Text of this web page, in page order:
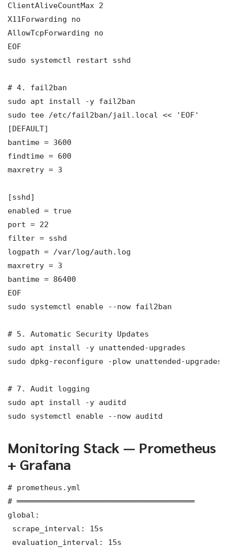
ClientAliveCountMax 2
X11Forwarding no
AllowTcpForwarding no
EOF
sudo systemctl restart sshd
# 4. fail2ban
sudo apt install -y fail2ban
sudo tee /etc/fail2ban/jail.local << 'EOF'
[DEFAULT]
bantime = 3600
findtime = 600
maxretry = 3
[sshd]
enabled = true
port = 22
filter = sshd
logpath = /var/log/auth.log
maxretry = 3
bantime = 86400
EOF
sudo systemctl enable --now fail2ban
# 5. Automatic Security Updates
sudo apt install -y unattended-upgrades
sudo dpkg-reconfigure -plow unattended-upgrades
# 7. Audit logging
sudo apt install -y auditd
sudo systemctl enable --now auditd
Monitoring Stack — Prometheus
+ Grafana
# prometheus.yml
# ═══════════════════════════════════════
global:
scrape_interval: 15s
evaluation_interval: 15s